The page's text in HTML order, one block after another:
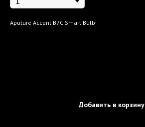
Добавить в корзину
Aputure Accent B7C Smart Bulb